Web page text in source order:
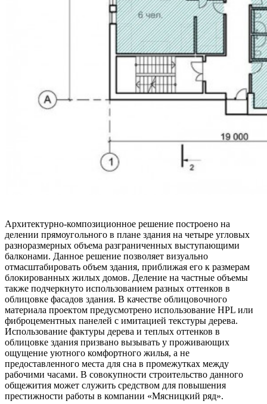
Архитектурно-композиционное решение построено на
делении прямоугольного в плане здания на четыре угловых
разноразмерных объема разграниченных выступающими
балконами. Данное решение позволяет визуально
отмасштабировать объем здания, приближая его к размерам
блокированных жилых домов. Деление на частные объемы
также подчеркнуто использованием разных оттенков в
облицовке фасадов здания. В качестве облицовочного
материала проектом предусмотрено использование HPL или
фиброцементных панелей с имитацией текстуры дерева.
Использование фактуры дерева и теплых оттенков в
облицовке здания призвано вызывать у проживающих
ощущение уютного комфортного жилья, а не
предоставленного места для сна в промежутках между
рабочими часами. В совокупности строительство данного
общежития может служить средством для повышения
престижности работы в компании «Мясницкий ряд».